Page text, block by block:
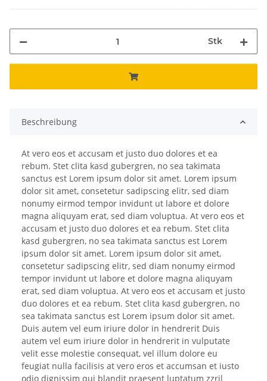
Stk
Beschreibung
At vero eos et accusam et justo duo dolores et ea
rebum. Stet clita kasd gubergren, no sea takimata
sanctus est Lorem ipsum dolor sit amet. Lorem ipsum
dolor sit amet, consetetur sadipscing elitr, sed diam
nonumy eirmod tempor invidunt ut labore et dolore
magna aliquyam erat, sed diam voluptua. At vero eos et
accusam et justo duo dolores et ea rebum. Stet clita
kasd gubergren, no sea takimata sanctus est Lorem
ipsum dolor sit amet. Lorem ipsum dolor sit amet,
consetetur sadipscing elitr, sed diam nonumy eirmod
tempor invidunt ut labore et dolore magna aliquyam
erat, sed diam voluptua. At vero eos et accusam et justo
duo dolores et ea rebum. Stet clita kasd gubergren, no
sea takimata sanctus est Lorem ipsum dolor sit amet.
Duis autem vel eum iriure dolor in hendrerit Duis
autem vel eum iriure dolor in hendrerit in vulputate
velit esse molestie consequat, vel illum dolore eu
feugiat nulla facilisis at vero eros et accumsan et iusto
odio dignissim qui blandit praesent luptatum zzril